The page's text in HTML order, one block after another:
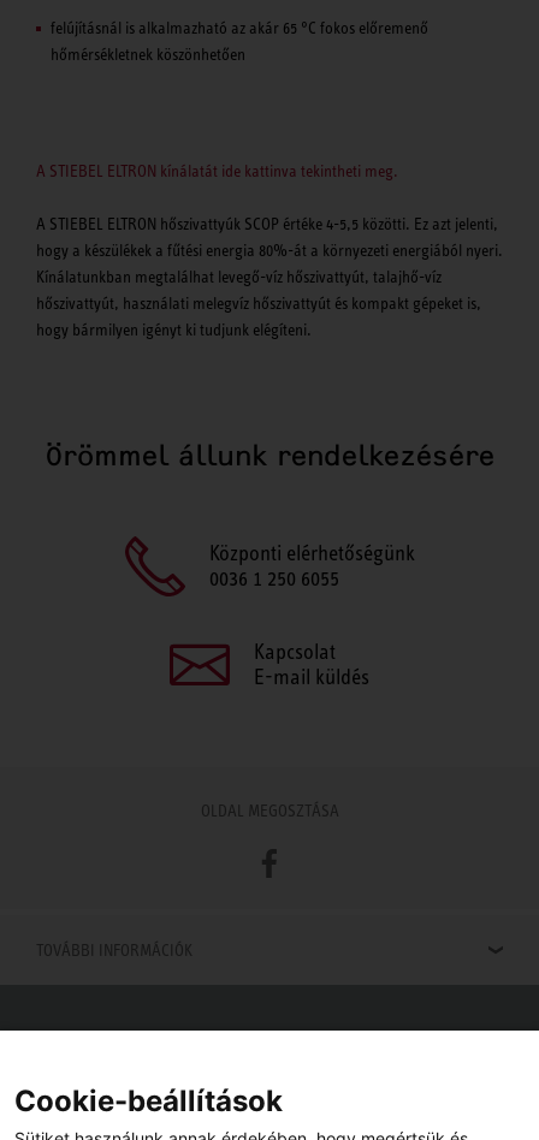
felújításnál is alkalmazható az akár 65 °C fokos előremenő
hőmérsékletnek köszönhetően
A STIEBEL ELTRON kínálatát ide kattinva tekintheti meg.
A STIEBEL ELTRON hőszivattyúk SCOP értéke 4-5,5 közötti. Ez azt jelenti,
hogy a készülékek a fűtési energia 80%-át a környezeti energiából nyeri.
Kínálatunkban megtalálhat levegő-víz hőszivattyút, talajhő-víz
hőszivattyút, használati melegvíz hőszivattyút és kompakt gépeket is,
hogy bármilyen igényt ki tudjunk elégíteni.
Örömmel állunk rendelkezésére
Központi elérhetőségünk
0036 1 250 6055
Kapcsolat
E-mail küldés
OLDAL MEGOSZTÁSA
Facebook
TOVÁBBI INFORMÁCIÓK
Viszonteladót keres az Ön közelében? Nem probléma.
Cookie-beállítások